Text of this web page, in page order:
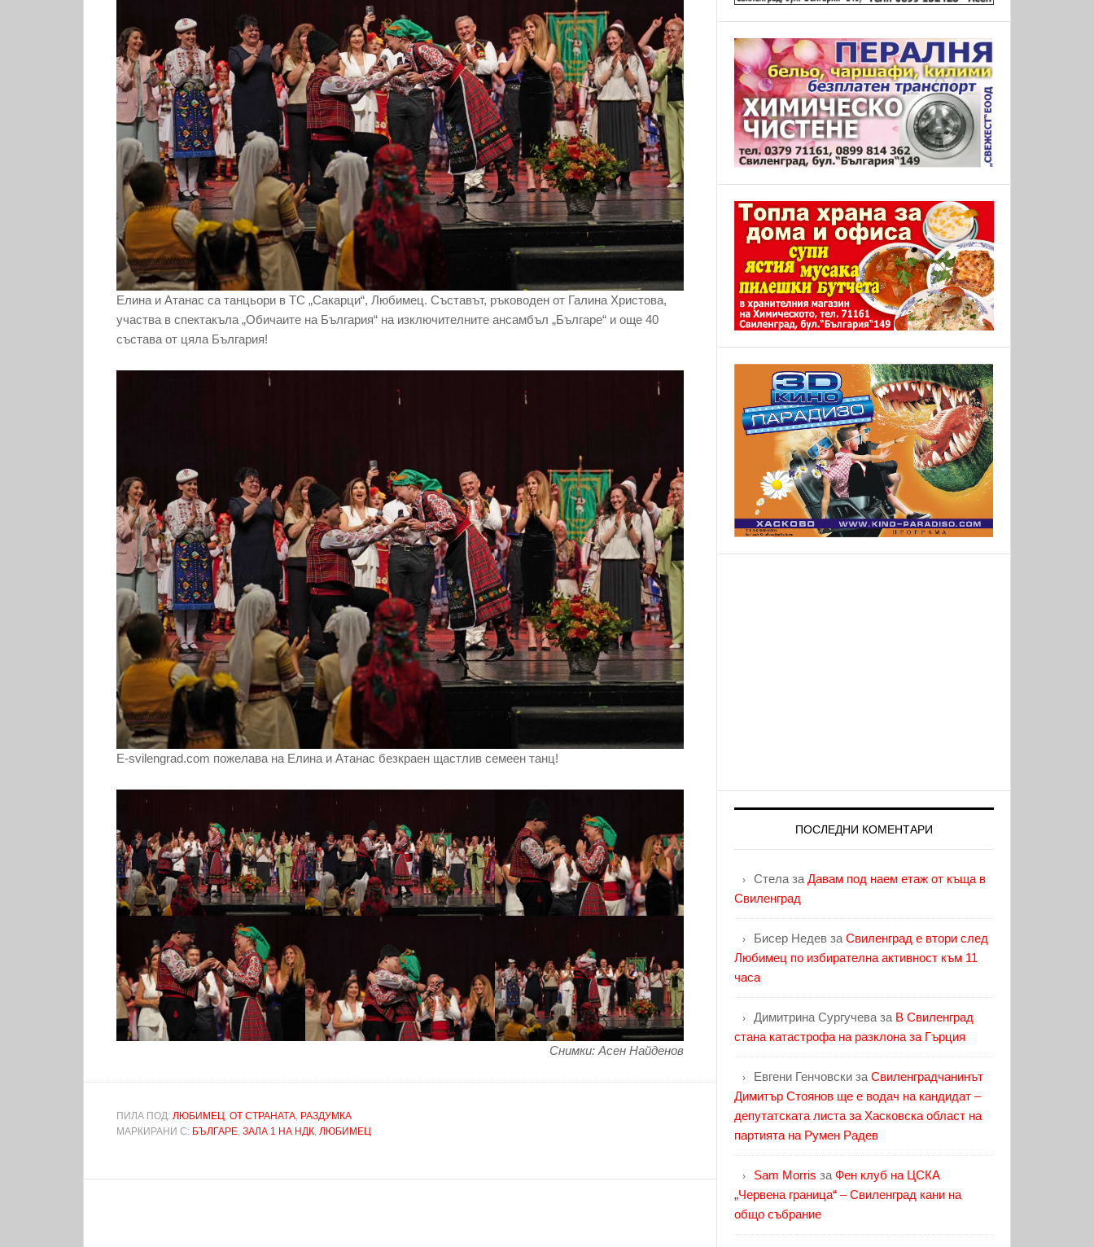
Елина и Атанас са танцьори в ТС „Сакарци“, Любимец. Съставът, ръководен от Галина Христова,
участва в спектакъла „Обичаите на България“ на изключителните ансамбъл „Българе“ и още 40
състава от цяла България!
E-svilengrad.com пожелава на Елина и Атанас безкраен щастлив семеен танц!
Снимки: Асен Найденов
ПИЛА ПОД: ЛЮБИМЕЦ, ОТ СТРАНАТА, РАЗДУМКА
МАРКИРАНИ С: БЪЛГАРЕ, ЗАЛА 1 НА НДК, ЛЮБИМЕЦ
ПОСЛЕДНИ КОМЕНТАРИ
Стела за Давам под наем етаж от къща в
Свиленград
Бисер Недев за Свиленград е втори след
Любимец по избирателна активност към 11
часа
Димитрина Сургучева за В Свиленград
стана катастрофа на разклона за Гърция
Евгени Генчовски за Свиленградчанинът
Димитър Стоянов ще е водач на кандидат –
депутатската листа за Хасковска област на
партията на Румен Радев
Sam Morris за Фен клуб на ЦСКА
„Червена граница“ – Свиленград кани на
общо събрание